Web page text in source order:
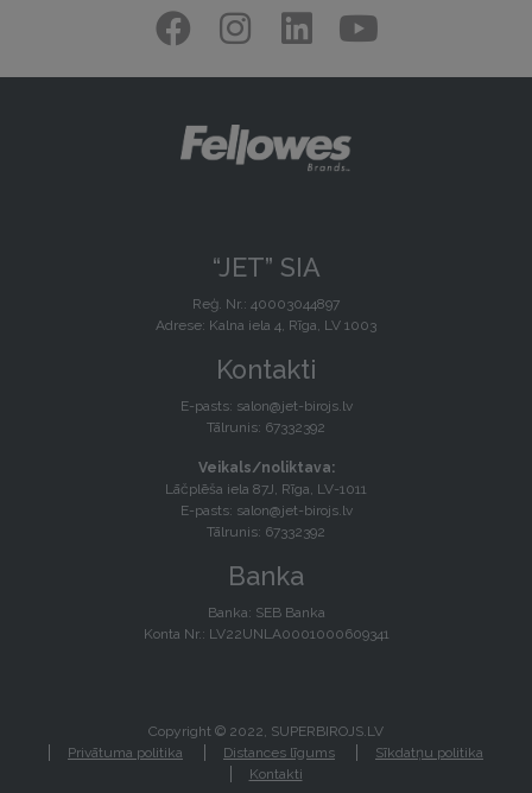
“JET” SIA
Reģ. Nr.: 40003044897
Adrese: Kalna iela 4, Rīga, LV 1003
Kontakti
E-pasts: salon@jet-birojs.lv
Tālrunis: 67332392
Veikals/noliktava:
Lāčplēša iela 87J, Rīga, LV-1011
E-pasts: salon@jet-birojs.lv
Tālrunis: 67332392
Banka
Banka: SEB Banka
Konta Nr.: LV22UNLA0001000609341
Copyright © 2022, SUPERBIROJS.LV
Privātuma politika
Distances līgums
Sīkdatņu politika
Kontakti